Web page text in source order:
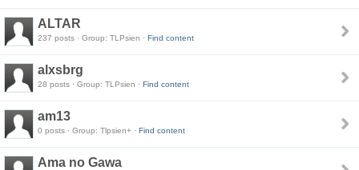
ALTAR
237 posts · Group: TLPsien · Find content
alxsbrg
28 posts · Group: TLPsien · Find content
am13
0 posts · Group: Tlpsien+ · Find content
Ama no Gawa